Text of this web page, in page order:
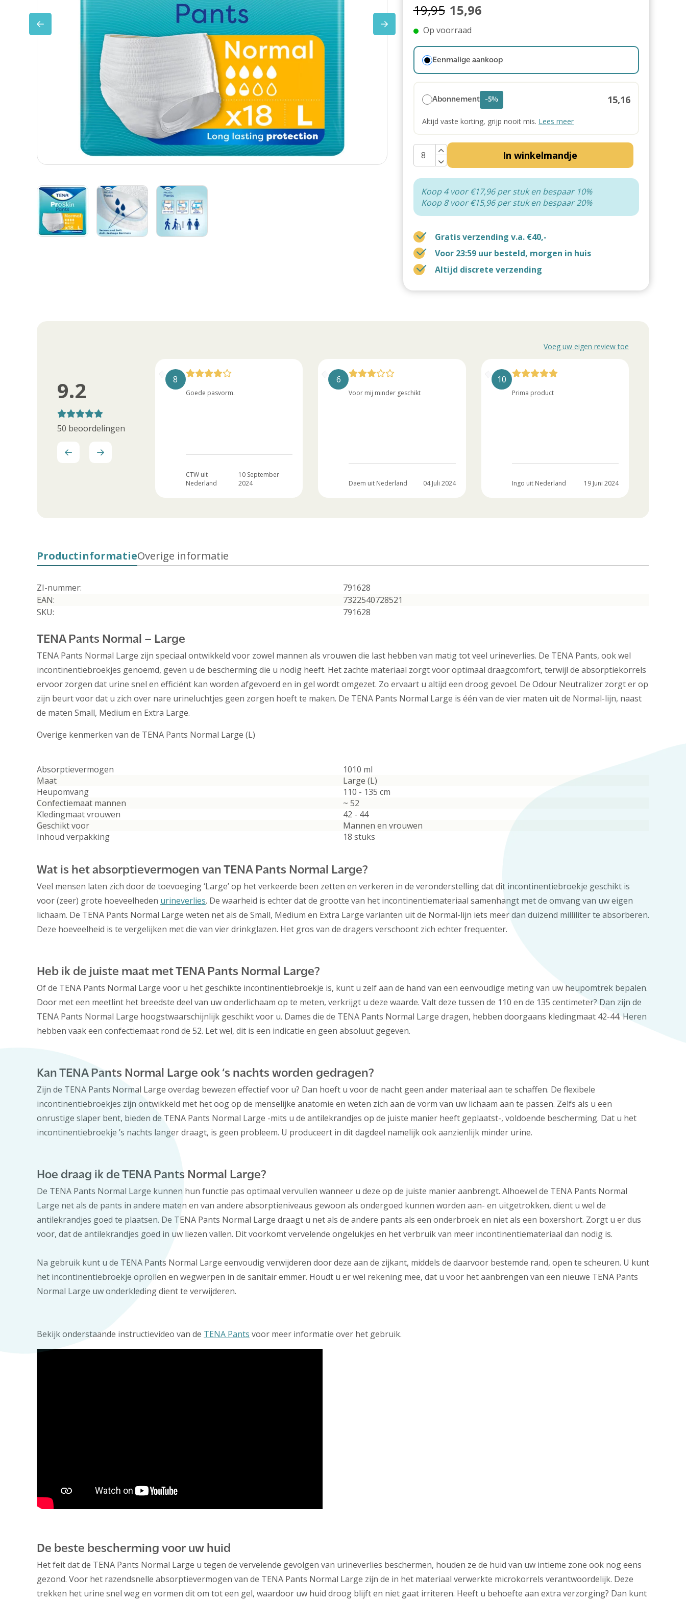
Depend
Depend voor Mannen
Depend voor Vrouwen
Verschillende soorten incontinentie
19,95 15,96
Op voorraad
Eenmalige aankoop
Abonnement -5% 15,16
Altijd vaste korting, grijp nooit mis. Lees meer
In winkelmandje
Koop 4 voor €17,96 per stuk en bespaar 10%
Koop 8 voor €15,96 per stuk en bespaar 20%
Gratis verzending v.a. €40,-
Voor 23:59 uur besteld, morgen in huis
Altijd discrete verzending
9.2
50 beoordelingen
Voeg uw eigen review toe
8
Goede pasvorm.
CTW uit
Nederland
10 September
2024
6
Voor mij minder geschikt
Daem uit Nederland 04 Juli 2024
10
Prima product
Ingo uit Nederland 19 Juni 2024
ProductinformatieOverige informatie
ZI-nummer:
791628
EAN:
7322540728521
SKU:
791628
TENA Pants Normal – Large
TENA Pants Normal Large zijn speciaal ontwikkeld voor zowel mannen als vrouwen die last hebben van matig tot veel urineverlies. De TENA Pants, ook wel
incontinentiebroekjes genoemd, geven u de bescherming die u nodig heeft. Het zachte materiaal zorgt voor optimaal draagcomfort, terwijl de absorptiekorrels
ervoor zorgen dat urine snel en efficiënt kan worden afgevoerd en in gel wordt omgezet. Zo ervaart u altijd een droog gevoel. De Odour Neutralizer zorgt er op
zijn beurt voor dat u zich over nare urineluchtjes geen zorgen hoeft te maken. De TENA Pants Normal Large is één van de vier maten uit de Normal-lijn, naast
de maten Small, Medium en Extra Large.
Overige kenmerken van de TENA Pants Normal Large (L)
Absorptievermogen
1010 ml
Maat
Large (L)
Heupomvang
110 - 135 cm
Confectiemaat mannen
~ 52
Kledingmaat vrouwen
42 - 44
Geschikt voor
Mannen en vrouwen
Inhoud verpakking
18 stuks
Wat is het absorptievermogen van TENA Pants Normal Large?
Veel mensen laten zich door de toevoeging ‘Large’ op het verkeerde been zetten en verkeren in de veronderstelling dat dit incontinentiebroekje geschikt is
voor (zeer) grote hoeveelheden urineverlies. De waarheid is echter dat de grootte van het incontinentiemateriaal samenhangt met de omvang van uw eigen
lichaam. De TENA Pants Normal Large weten net als de Small, Medium en Extra Large varianten uit de Normal-lijn iets meer dan duizend milliliter te absorberen.
Deze hoeveelheid is te vergelijken met die van vier drinkglazen. Het gros van de dragers verschoont zich echter frequenter.
Heb ik de juiste maat met TENA Pants Normal Large?
Of de TENA Pants Normal Large voor u het geschikte incontinentiebroekje is, kunt u zelf aan de hand van een eenvoudige meting van uw heupomtrek bepalen.
Door met een meetlint het breedste deel van uw onderlichaam op te meten, verkrijgt u deze waarde. Valt deze tussen de 110 en de 135 centimeter? Dan zijn de
TENA Pants Normal Large hoogstwaarschijnlijk geschikt voor u. Dames die de TENA Pants Normal Large dragen, hebben doorgaans kledingmaat 42-44. Heren
hebben vaak een confectiemaat rond de 52. Let wel, dit is een indicatie en geen absoluut gegeven.
Kan TENA Pants Normal Large ook ‘s nachts worden gedragen?
Zijn de TENA Pants Normal Large overdag bewezen effectief voor u? Dan hoeft u voor de nacht geen ander materiaal aan te schaffen. De flexibele
incontinentiebroekjes zijn ontwikkeld met het oog op de menselijke anatomie en weten zich aan de vorm van uw lichaam aan te passen. Zelfs als u een
onrustige slaper bent, bieden de TENA Pants Normal Large -mits u de antilekrandjes op de juiste manier heeft geplaatst-, voldoende bescherming. Dat u het
incontinentiebroekje ’s nachts langer draagt, is geen probleem. U produceert in dit dagdeel namelijk ook aanzienlijk minder urine.
Hoe draag ik de TENA Pants Normal Large?
De TENA Pants Normal Large kunnen hun functie pas optimaal vervullen wanneer u deze op de juiste manier aanbrengt. Alhoewel de TENA Pants Normal
Large net als de pants in andere maten en van andere absorptieniveaus gewoon als ondergoed kunnen worden aan- en uitgetrokken, dient u wel de
antilekrandjes goed te plaatsen. De TENA Pants Normal Large draagt u net als de andere pants als een onderbroek en niet als een boxershort. Zorgt u er dus
voor, dat de antilekrandjes goed in uw liezen vallen. Dit voorkomt vervelende ongelukjes en het verbruik van meer incontinentiemateriaal dan nodig is.
Na gebruik kunt u de TENA Pants Normal Large eenvoudig verwijderen door deze aan de zijkant, middels de daarvoor bestemde rand, open te scheuren. U kunt
het incontinentiebroekje oprollen en wegwerpen in de sanitair emmer. Houdt u er wel rekening mee, dat u voor het aanbrengen van een nieuwe TENA Pants
Normal Large uw onderkleding dient te verwijderen.
Bekijk onderstaande instructievideo van de TENA Pants voor meer informatie over het gebruik.
De beste bescherming voor uw huid
Het feit dat de TENA Pants Normal Large u tegen de vervelende gevolgen van urineverlies beschermen, houden ze de huid van uw intieme zone ook nog eens
gezond. Voor het razendsnelle absorptievermogen van de TENA Pants Normal Large zijn de in het materiaal verwerkte microkorrels verantwoordelijk. Deze
trekken het urine snel weg en vormen dit om tot een gel, waardoor uw huid droog blijft en niet gaat irriteren. Heeft u behoefte aan extra verzorging? Dan kunt